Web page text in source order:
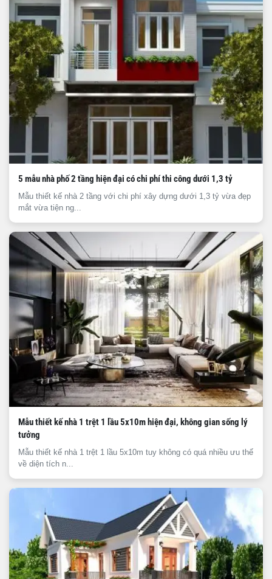
5 mẫu nhà phố 2 tầng hiện đại có chi phí thi công dưới 1,3 tỷ
Mẫu thiết kế nhà 2 tầng với chi phí xây dựng dưới 1,3 tỷ vừa đẹp
mắt vừa tiện ng...
Mẫu thiết kế nhà 1 trệt 1 lầu 5x10m hiện đại, không gian sống lý
tưởng
Mẫu thiết kế nhà 1 trệt 1 lầu 5x10m tuy không có quá nhiều ưu thế
về diện tích n...